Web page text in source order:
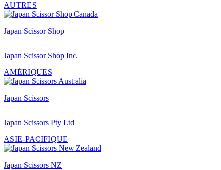
AUTRES
Japan Scissor Shop
Japan Scissor Shop Inc.
AMÉRIQUES
Japan Scissors
Japan Scissors Pty Ltd
ASIE-PACIFIQUE
Japan Scissors NZ